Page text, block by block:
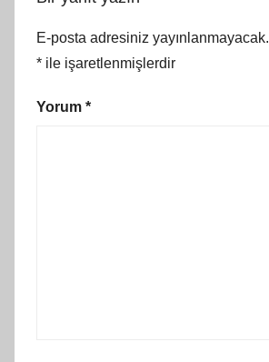
E-posta adresiniz yayınlanmayacak.
* ile işaretlenmişlerdir
Yorum *